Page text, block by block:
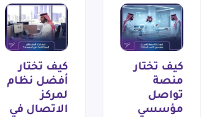
كيف تختار
منصة
تواصل
مؤسسي
كيف تختار
أفضل نظام
لمركز
الاتصال في